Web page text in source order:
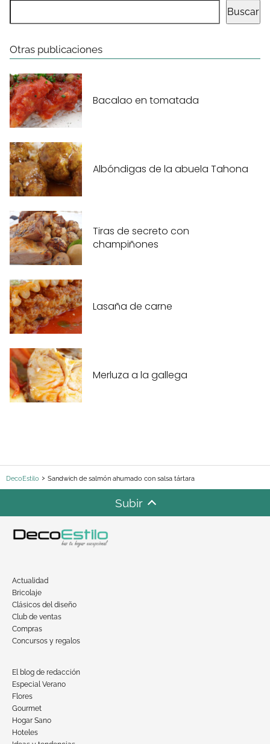
Buscar
Otras publicaciones
Bacalao en tomatada
Albóndigas de la abuela Tahona
Tiras de secreto con
champiñones
Lasaña de carne
Merluza a la gallega
DecoEstilo Sandwich de salmón ahumado con salsa tártara
Subir
Actualidad
Bricolaje
Clásicos del diseño
Club de ventas
Compras
Concursos y regalos
El blog de redacción
Especial Verano
Flores
Gourmet
Hogar Sano
Hoteles